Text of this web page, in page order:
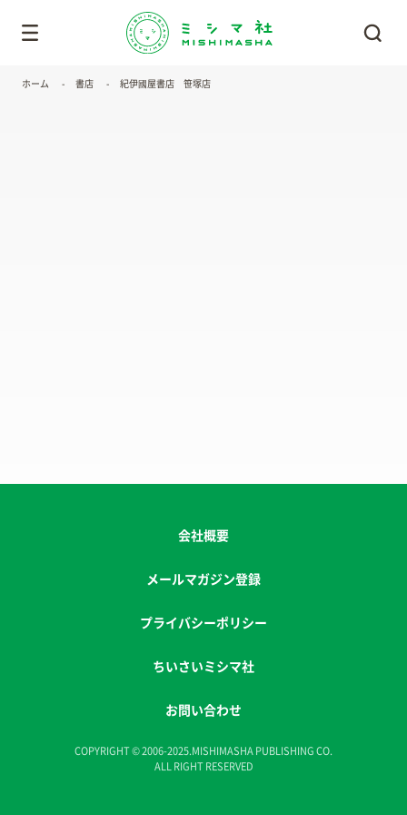
ホーム 書店 紀伊國屋書店 笹塚店
会社概要
メールマガジン登録
プライバシーポリシー
ちいさいミシマ社
お問い合わせ
COPYRIGHT © 2006-2025.MISHIMASHA PUBLISHING CO.
ALL RIGHT RESERVED